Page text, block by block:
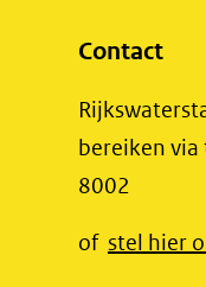
Contact
bereiken
8002
of stel hier